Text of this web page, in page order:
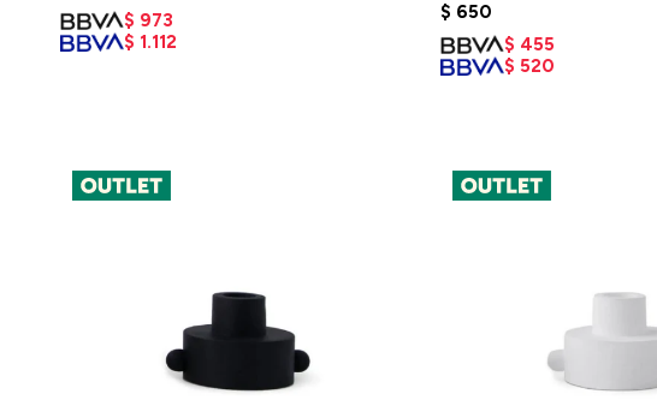
$ 973
$ 1.112
$ 650
$ 455
$ 520